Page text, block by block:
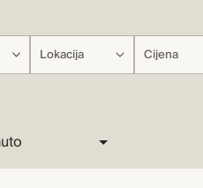
Lokacija Cijena